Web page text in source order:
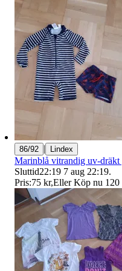
86/92 | Lindex
Marinblå vitrandig uv-
Sluttid22:19 7 aug 22:19.
Pris:75 kr,Eller Köp nu 120